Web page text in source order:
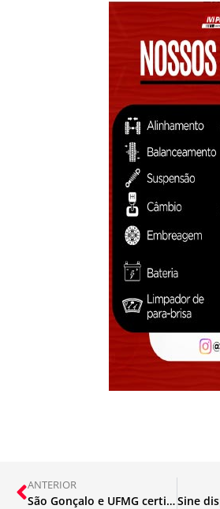
ANTERIOR
São Gonçalo e UFMG certificam profissionais da educação básica